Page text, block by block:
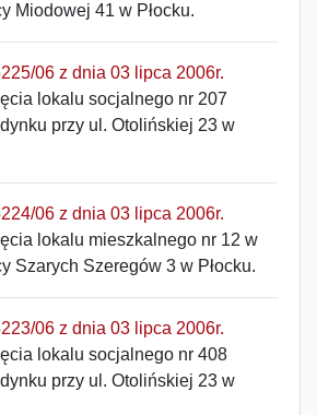
Miodowej 41 w Płocku.
06 z dnia 03 lipca 2006r.
lokalu socjalnego nr 207
przy ul. Otolińskiej 23 w
06 z dnia 03 lipca 2006r.
lokalu mieszkalnego nr 12 w
Szarych Szeregów 3 w Płocku.
06 z dnia 03 lipca 2006r.
lokalu socjalnego nr 408
przy ul. Otolińskiej 23 w